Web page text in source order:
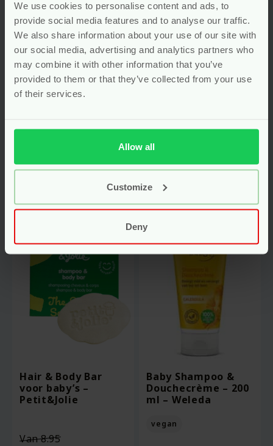
We use cookies to personalise content and ads, to
provide social media features and to analyse our traffic.
We also share information about your use of our site with
our social media, advertising and analytics partners who
may combine it with other information that you’ve
provided to them or that they’ve collected from your use
of their services.
Allow all
Customize
Deny
Babyolie Voor
Hoofd, Huid en Bad
– 150 ml – Derma
Eco Baby
Baby Shampoo &
Bad – 150 ml –
Derma Eco Baby
Voor
-40%
Hair & Body Bar
voor baby’s –
Petit&Jolie
Van8.95Oorspronkelijke
Baby Shampoo &
Douchecrème – 200
ml – Weleda
vegan